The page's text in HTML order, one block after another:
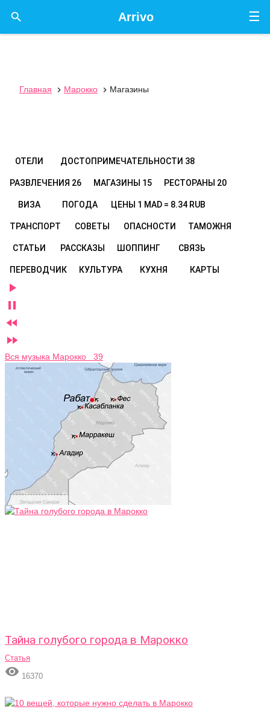
☰
Arrivo

Главная  Марокко  Магазины
ОТЕЛИ ДОСТОПРИМЕЧАТЕЛЬНОСТИ 38
РАЗВЛЕЧЕНИЯ 26 МАГАЗИНЫ 15 РЕСТОРАНЫ 20
ВИЗА ПОГОДА ЦЕНЫ 1 MAD = 8.34 RUB
ТРАНСПОРТ СОВЕТЫ ОПАСНОСТИ ТАМОЖНЯ
СТАТЬИ РАССКАЗЫ ШОППИНГ СВЯЗЬ
ПЕРЕВОДЧИК КУЛЬТУРА КУХНЯ КАРТЫ




Вся музыка Марокко 39
Тайна голубого города в Марокко
Статья
 16370